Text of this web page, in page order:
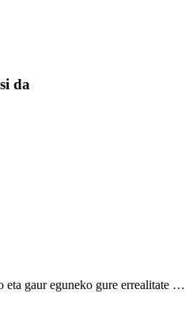
da
eta gaur eguneko gure errealitate …